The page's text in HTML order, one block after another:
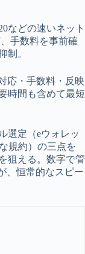
などの速いネット
手数料を事前確
制。
応・手数料・反映
時間も含めて最短
選定（eウォレッ
規約）の三点を
狙える。数字で管
、恒常的なスピー